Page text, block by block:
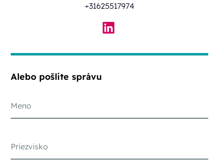
+31625517974
Alebo pošlite správu